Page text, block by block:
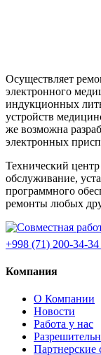
Осуществляет
электронного
индукционных
устройств
же возможна
электронных
Технический центр
обслуживание,
программного
ремонты любых
+998 (71) 200-34-34
Компания
О Компании
Новости
Работа у нас
Партнерские